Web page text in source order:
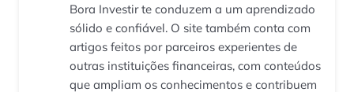
Bora Investir te conduzem a um aprendizado
sólido e confiável. O site também conta com
artigos feitos por parceiros experientes de
outras instituições financeiras, com conteúdos
que ampliam os conhecimentos e contribuem